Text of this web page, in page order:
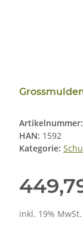
Artikelnummer:
HAN: 1592
Kategorie:
inkl. 19%